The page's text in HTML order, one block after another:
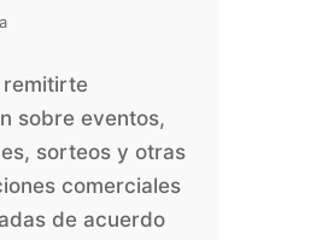
remitirte
sobre eventos,
sorteos y otras
comerciales
de acuerdo